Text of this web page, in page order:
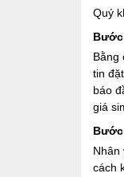
Quý
Bước
Bằng
tin
báo
giá
Nhân
cách